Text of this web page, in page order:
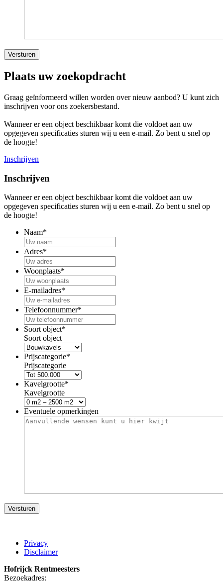
Versturen
Plaats uw zoekopdracht
Graag geïnformeerd willen worden over nieuw aanbod? U kunt zich
inschrijven voor ons zoekersbestand.
Wanneer er een object beschikbaar komt die voldoet aan uw
opgegeven specificaties sturen wij u een e-mail. Zo bent u snel op
de hoogte!
Inschrijven
Inschrijven
Wanneer er een object beschikbaar komt die voldoet aan uw
opgegeven specificaties sturen wij u een e-mail. Zo bent u snel op
de hoogte!
Naam*
Adres*
Woonplaats*
E-mailadres*
Telefoonnummer*
Soort object*
Soort object
Prijscategorie*
Prijscategorie
Kavelgrootte*
Kavelgrootte
Eventuele opmerkingen
Versturen
Privacy
Disclaimer
Hofrijck Rentmeesters
Bezoekadres: